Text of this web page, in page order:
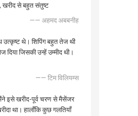
खरीद से बहुत संतुष्ट
—— अहमद अबबनीह
उत्कृष्ट थे। शिपिंग बहुत तेज थी
जिसकी उन्हें उम्मीद थी।
—— टिम विलियम्स
इसे खरीद-पूर्व चरण से मैसेंजर
था। हालाँकि कुछ गलतियाँ